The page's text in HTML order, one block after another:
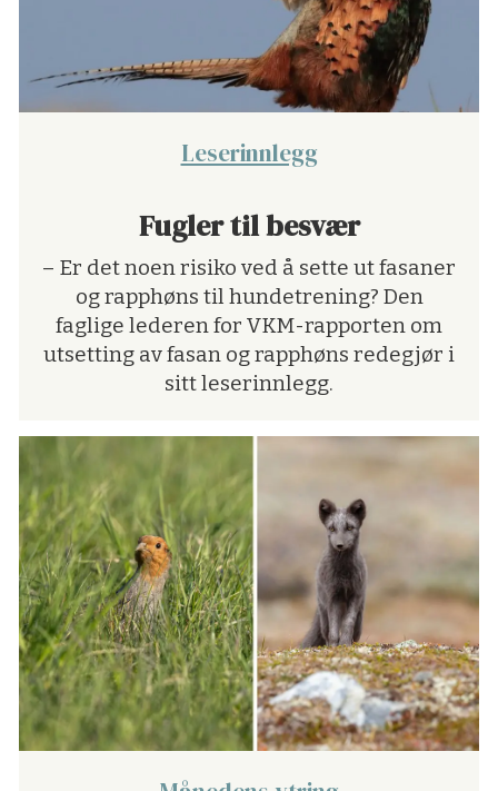
Leserinnlegg
Fugler til besvær
– Er det noen risiko ved å sette ut fasaner
og rapphøns til hundetrening? Den
faglige lederen for VKM-rapporten om
utsetting av fasan og rapphøns redegjør i
sitt leserinnlegg.